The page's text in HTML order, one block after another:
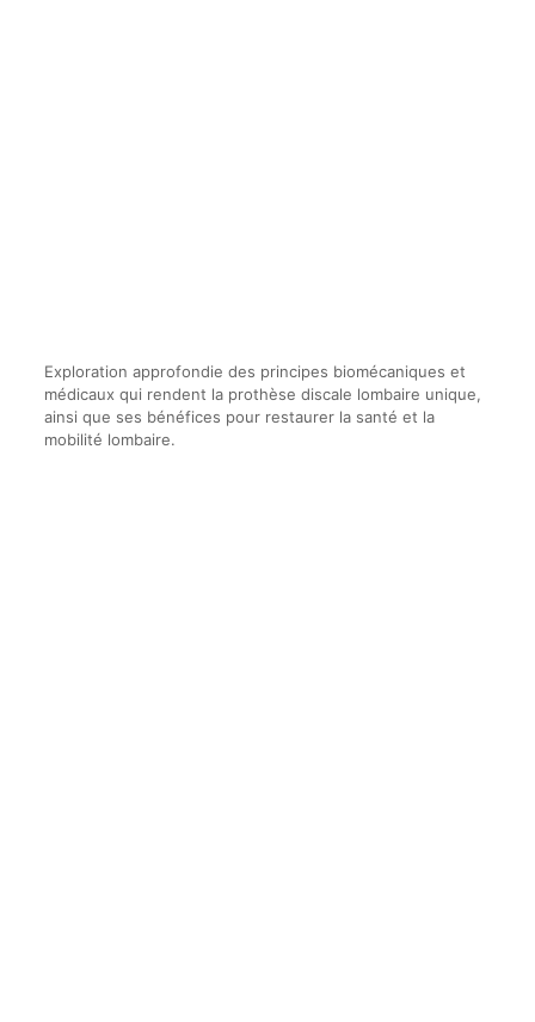
Exploration approfondie des principes biomécaniques et
médicaux qui rendent la prothèse discale lombaire unique,
ainsi que ses bénéfices pour restaurer la santé et la
mobilité lombaire.